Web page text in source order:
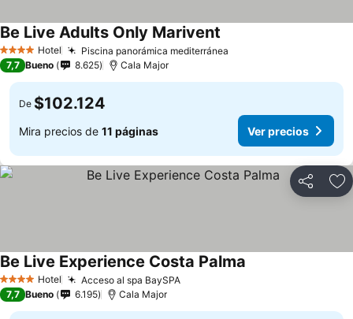
4 EstrellasHotel Piscina panorámica mediterránea
Be Live Adults Only Marivent
7,7 Bueno 8.625 Cala Major
De $102.124
Mira precios de 11 páginas Ver precios
Compartir
4 EstrellasHotel Acceso al spa BaySPAVer precios
Be Live Experience Costa Palma
7,7 Bueno 6.195 Cala Major